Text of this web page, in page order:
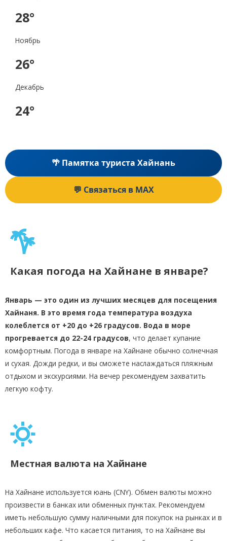
28°
Ноябрь
26°
Декабрь
24°
🌴 Памятка туриста Хайнань
💬 Связаться в MAX
Какая погода на Хайнане в январе?
Январь — это один из лучших месяцев для посещения
Хайнаня. В это время года температура воздуха
колеблется от +20 до +26 градусов. Вода в море
прогревается до 22-24 градусов, что делает купание
комфортным. Погода в январе на Хайнане обычно солнечная
и сухая. Дожди редки, и вы сможете наслаждаться пляжным
отдыхом и экскурсиями. На вечер рекомендуем захватить
легкую кофту.
Местная валюта на Хайнане
На Хайнане используется юань (CNY). Обмен валюты можно
произвести в банках или обменных пунктах. Рекомендуем
иметь небольшую сумму наличными для покупок на рынках и в
небольших кафе. Что касается питания, то на Хайнане вы